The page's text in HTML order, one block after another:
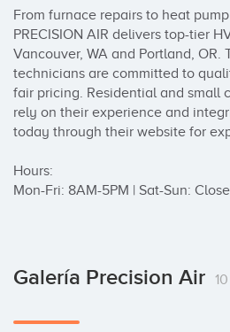
From furnace repairs to heat
PRECISION AIR delivers top-tier
Vancouver, WA and Portland,
technicians are committed to
fair pricing. Residential and small
rely on their experience and
today through their website for
Hours:
Mon-Fri: 8AM-5PM | Sat-Sun:
Galería Precision Air 10